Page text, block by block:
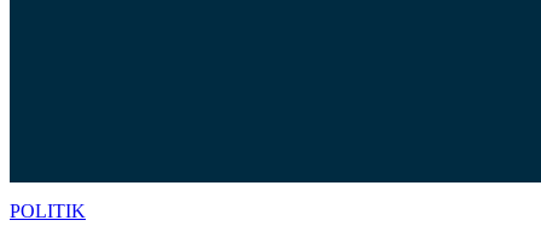
POLITIK